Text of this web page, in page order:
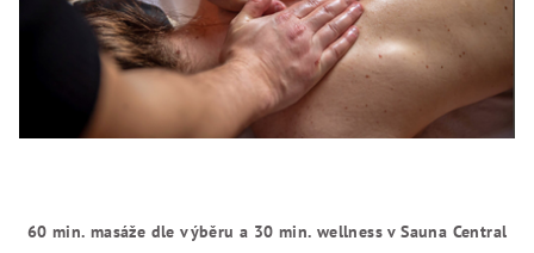
60 min. masáže dle výběru a 30 min. wellness v Sauna Central